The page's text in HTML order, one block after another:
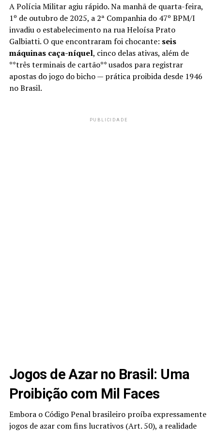
A Polícia Militar agiu rápido. Na manhã de quarta-feira,
1º de outubro de 2025, a 2ª Companhia do 47º BPM/I
invadiu o estabelecimento na rua Heloísa Prato
Galbiatti. O que encontraram foi chocante: seis
máquinas caça-níquel, cinco delas ativas, além de
**três terminais de cartão** usados para registrar
apostas do jogo do bicho — prática proibida desde 1946
no Brasil.
PUBLICIDADE
Jogos de Azar no Brasil: Uma
Proibição com Mil Faces
Embora o Código Penal brasileiro proíba expressamente
jogos de azar com fins lucrativos (Art. 50), a realidade